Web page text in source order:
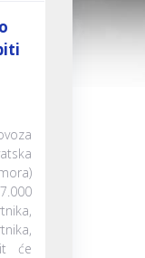
će